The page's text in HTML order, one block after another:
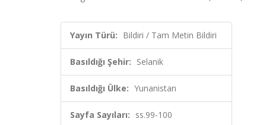
Yayın Türü: Bildiri / Tam Metin Bildiri
Basıldığı Şehir: Selanik
Basıldığı Ülke: Yunanistan
Sayfa Sayıları: ss.99-100